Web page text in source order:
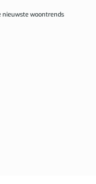
nieuwste woontrends